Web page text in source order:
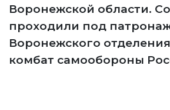
Воронежской области.
проходили под
Воронежского
комбат самообороны